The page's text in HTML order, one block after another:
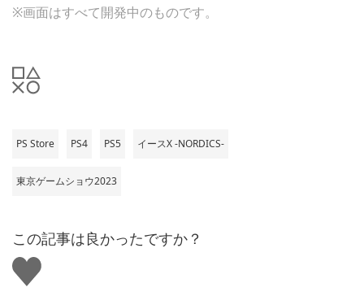
※画面はすべて開発中のものです。
PS Store PS4 PS5 イースX -NORDICS-
東京ゲームショウ2023
この記事は良かったですか？
い
い